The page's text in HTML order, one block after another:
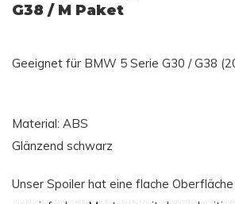
G38 / M Paket
Geeignet für BMW 5 Serie G30 / G38
Material: ABS
Glänzend schwarz
Unser Spoiler hat eine flache